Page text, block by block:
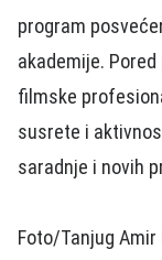
program
akademije.
filmske
susrete i
saradnje i novih
Foto/Tanjug Amir